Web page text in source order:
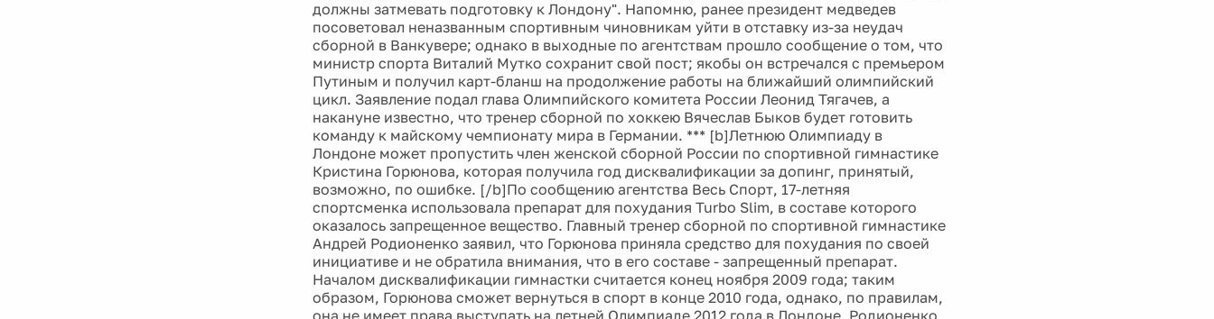
должны затмевать подготовку к Лондону". Напомню, ранее президент медведев
посоветовал неназванным спортивным чиновникам уйти в отставку из-за неудач
сборной в Ванкувере; однако в выходные по агентствам прошло сообщение о том, что
министр спорта Виталий Мутко сохранит свой пост; якобы он встречался с премьером
Путиным и получил карт-бланш на продолжение работы на ближайший олимпийский
цикл. Заявление подал глава Олимпийского комитета России Леонид Тягачев, а
накануне известно, что тренер сборной по хоккею Вячеслав Быков будет готовить
команду к майскому чемпионату мира в Германии. *** [b]Летнюю Олимпиаду в
Лондоне может пропустить член женской сборной России по спортивной гимнастике
Кристина Горюнова, которая получила год дисквалификации за допинг, принятый,
возможно, по ошибке. [/b]По сообщению агентства Весь Спорт, 17-летняя
спортсменка использовала препарат для похудания Turbo Slim, в составе которого
оказалось запрещенное вещество. Главный тренер сборной по спортивной гимнастике
Андрей Родионенко заявил, что Горюнова приняла средство для похудания по своей
инициативе и не обратила внимания, что в его составе - запрещенный препарат.
Началом дисквалификации гимнастки считается конец ноября 2009 года; таким
образом, Горюнова сможет вернуться в спорт в конце 2010 года, однако, по правилам,